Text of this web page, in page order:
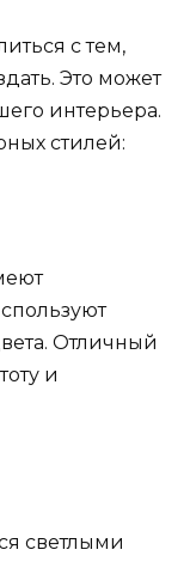
с тем,
Это может
интерьера.
стилей:
Отличный
и
светлыми